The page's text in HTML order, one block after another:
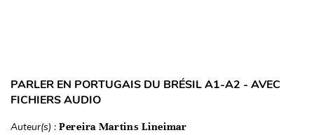
PARLER EN PORTUGAIS DU BRÉSIL A1-A2 - AVEC
FICHIERS AUDIO
Auteur(s) : Pereira Martins Lineimar